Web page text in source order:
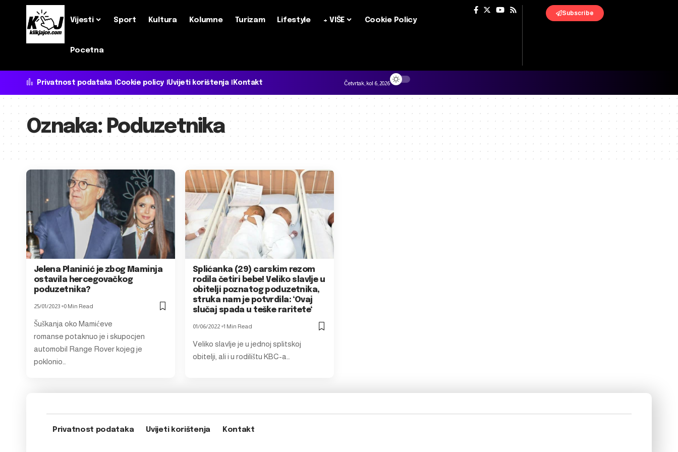
Vijesti Sport Kultura Kolumne Turizam Lifestyle + VIŠE Cookie Policy
Pocetna
Subscribe
Privatnost podataka Cookie policy Uvijeti korištenja Kontakt Četvrtak, kol 6, 2026
Oznaka: Poduzetnika
Jelena Planinić je zbog Maminja
ostavila hercegovačkog
poduzetnika?
25/01/2023 0 Min Read
Šuškanja oko Mamićeve
romanse potaknuo je i skupocjen
automobil Range Rover kojeg je
poklonio…
Splićanka (29) carskim rezom
rodila četiri bebe! Veliko slavlje u
obitelji poznatog poduzetnika,
struka nam je potvrdila: ‘Ovaj
slučaj spada u teške raritete‘
01/06/2022 1 Min Read
Veliko slavlje je u jednoj splitskoj
obitelji, ali i u rodilištu KBC-a…
Privatnost podataka Uvijeti korištenja Kontakt